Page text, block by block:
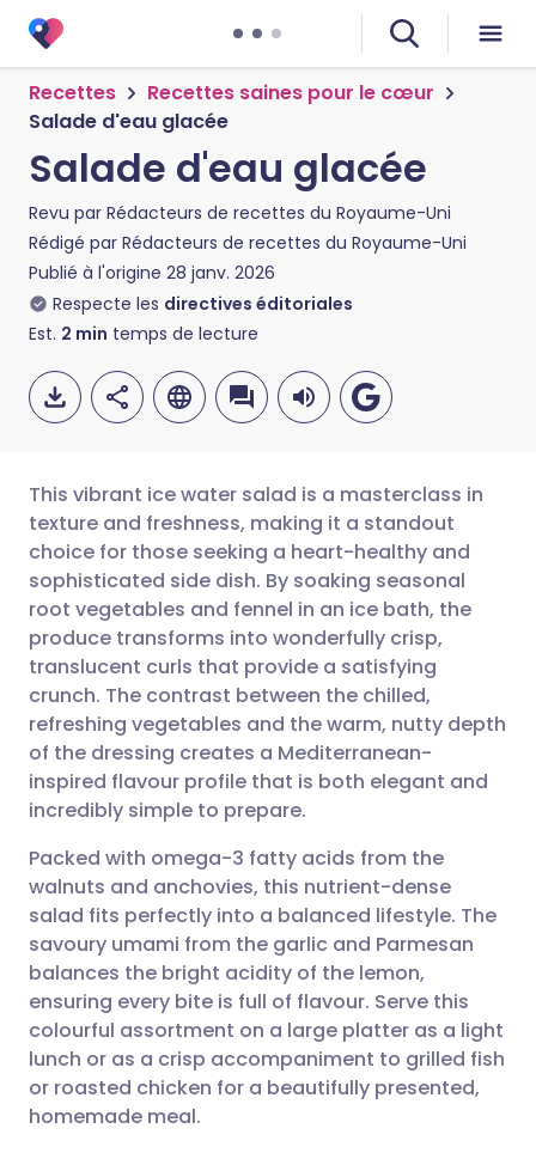
Recettes
Recettes saines pour le cœur
Salade d'eau glacée
Salade d'eau glacée
Revu par Rédacteurs de recettes du Royaume-Uni
Rédigé par Rédacteurs de recettes du Royaume-Uni
Publié à l'origine 28 janv. 2026
Respecte les directives éditoriales
Est. 2 min temps de lecture
Partager par email
Partager sur Facebook
Partager via LinkedIn
Partager via X
Copier le lien
🇬🇧 English 🇩🇪 Deutsch
🇪🇸 Español 🇫🇷 Français
🇮🇹 Italiano 🇵🇹
🇮🇳 हिन्दी
This vibrant ice water salad is a masterclass in
texture and freshness, making it a standout
choice for those seeking a heart-healthy and
sophisticated side dish. By soaking seasonal
root vegetables and fennel in an ice bath, the
produce transforms into wonderfully crisp,
translucent curls that provide a satisfying
crunch. The contrast between the chilled,
refreshing vegetables and the warm, nutty depth
of the dressing creates a Mediterranean-
inspired flavour profile that is both elegant and
incredibly simple to prepare.
Packed with omega-3 fatty acids from the
walnuts and anchovies, this nutrient-dense
salad fits perfectly into a balanced lifestyle. The
savoury umami from the garlic and Parmesan
balances the bright acidity of the lemon,
ensuring every bite is full of flavour. Serve this
colourful assortment on a large platter as a light
lunch or as a crisp accompaniment to grilled fish
or roasted chicken for a beautifully presented,
homemade meal.